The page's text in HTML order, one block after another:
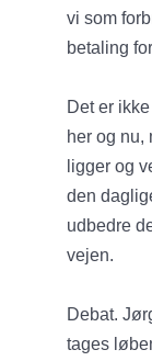
vi som
betaling
Det er
her og nu,
ligger og
den
udbedre
vejen.
Debat.
tages